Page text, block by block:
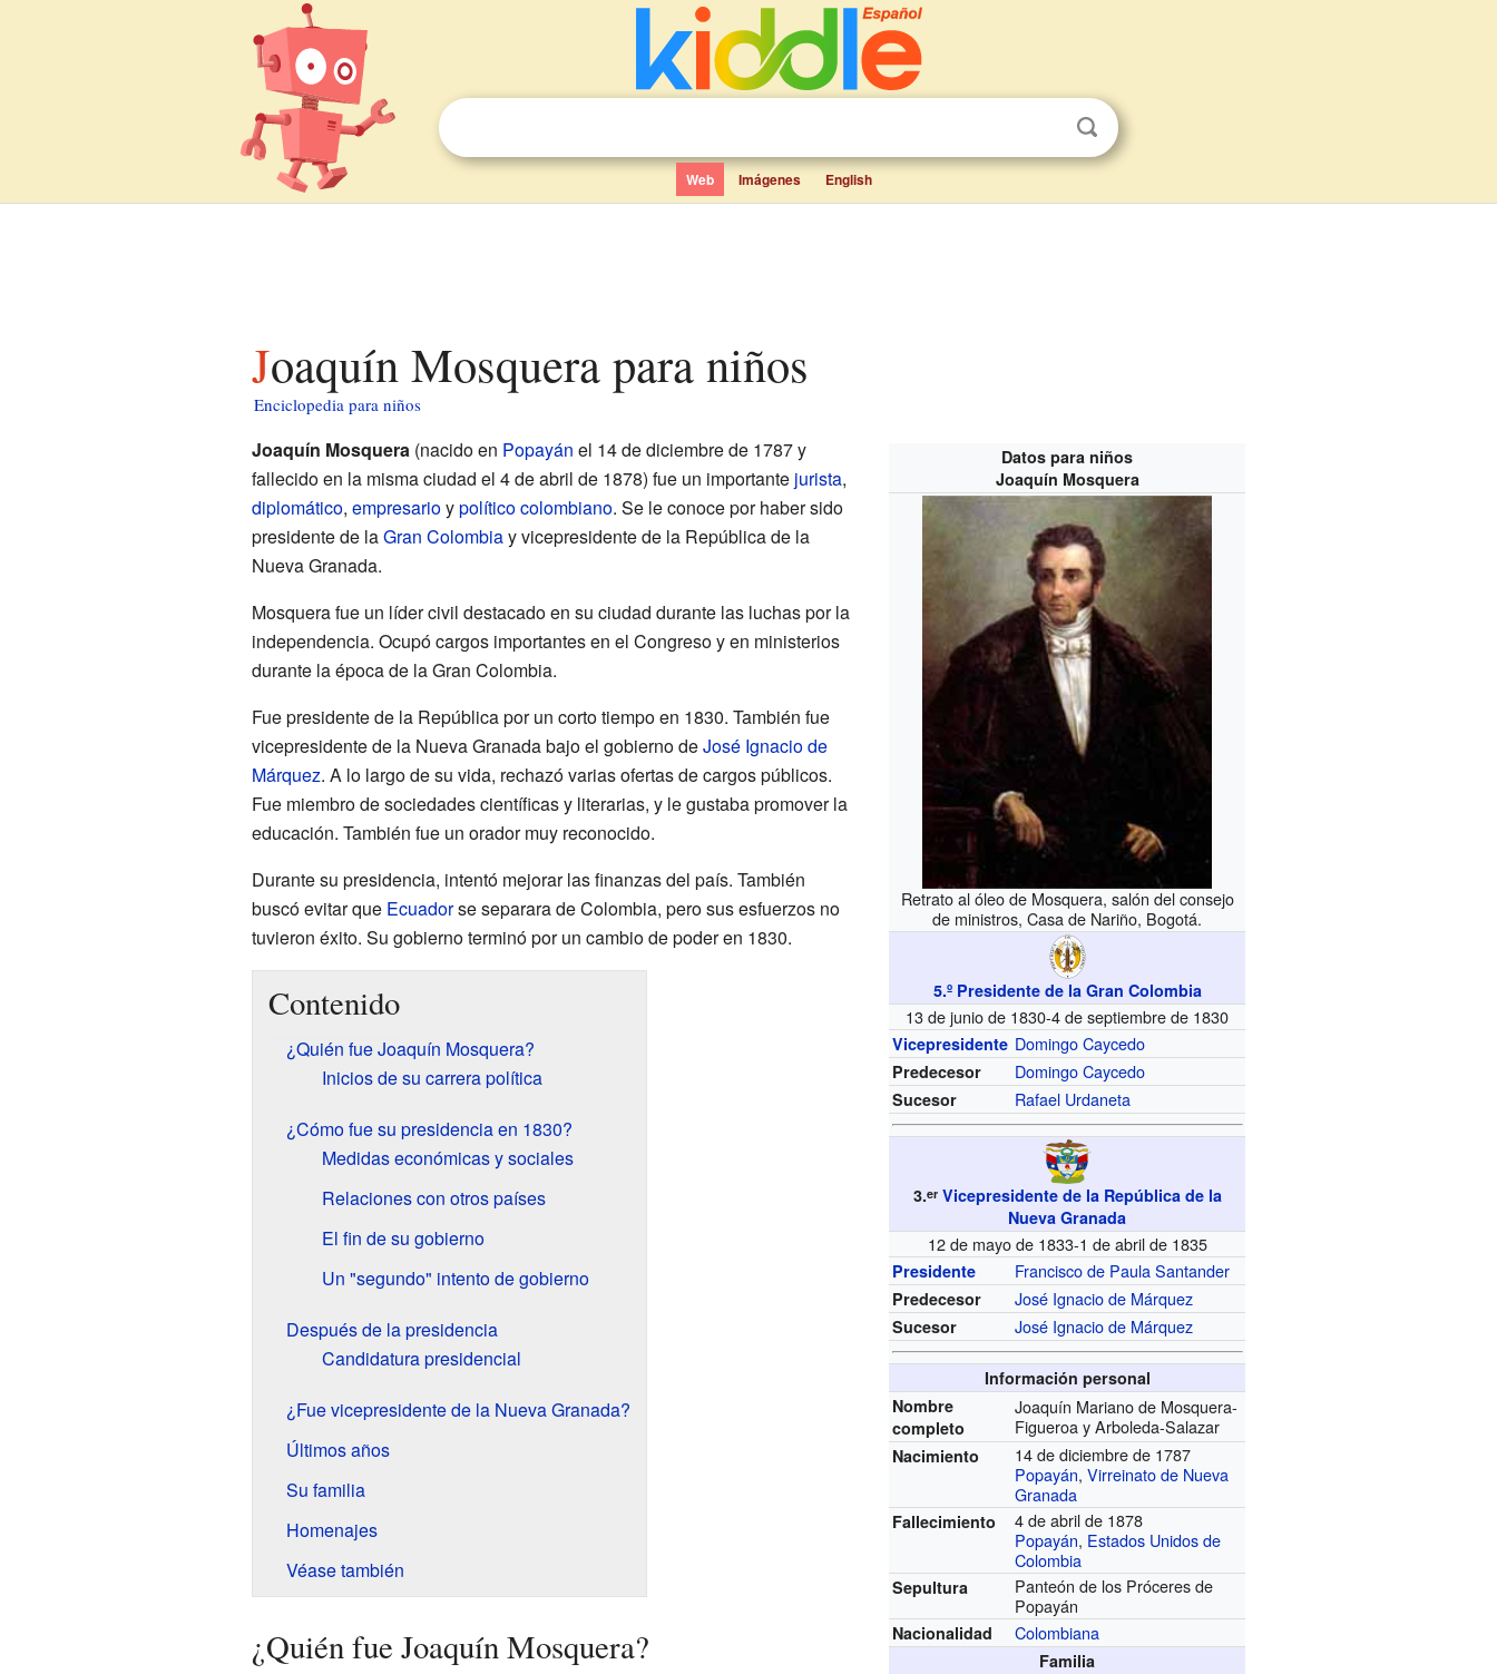
Web Imágenes English
Joaquín Mosquera para niños
Enciclopedia para niños
Datos para niños
Joaquín Mosquera
Retrato al óleo de Mosquera, salón del consejo
de ministros, Casa de Nariño, Bogotá.
5.º Presidente de la Gran Colombia
13 de junio de 1830-4 de septiembre de 1830
Vicepresidente Domingo Caycedo
Predecesor Domingo Caycedo
Sucesor Rafael Urdaneta
3.er Vicepresidente de la República de la
Nueva Granada
12 de mayo de 1833-1 de abril de 1835
Presidente Francisco de Paula Santander
Predecesor José Ignacio de Márquez
Sucesor José Ignacio de Márquez
Información personal
Nombre
completo
Joaquín Mariano de Mosquera-
Figueroa y Arboleda-Salazar
Nacimiento
14 de diciembre de 1787
Popayán,Virreinato de Nueva
Granada
Fallecimiento
4 de abril de 1878
Popayán, Estados Unidos de
Colombia
Sepultura
Panteón de los Próceres de
Popayán
Nacionalidad Colombiana
Familia
Joaquín Mosquera(nacido en Popayán el 14 de diciembre de 1787 y
fallecido en la misma ciudad el 4 de abril de 1878) fue un importante jurista,
diplomático, empresarioypolíticocolombiano. Se le conoce por haber sido
presidente de laGran Colombiay vicepresidente de la República de la
Nueva Granada.
Mosquera fue un líder civil destacado en su ciudad durante las luchas por la
independencia. Ocupó cargos importantes en el Congreso y en ministerios
durante la época de la Gran Colombia.
Fue presidente de la República por un corto tiempo en 1830. También fue
vicepresidente de la Nueva Granada bajo el gobierno deJosé Ignacio de
Márquez. A lo largo de su vida, rechazó varias ofertas de cargos públicos.
Fue miembro de sociedades científicas y literarias, y le gustaba promover la
educación. También fue un orador muy reconocido.
Durante su presidencia, intentó mejorar las finanzas del país. También
buscó evitar que Ecuadorse separara de Colombia, pero sus esfuerzos no
tuvieron éxito. Su gobierno terminó por un cambio de poder en 1830.
Contenido
¿Quién fue Joaquín Mosquera?
Inicios de su carrera política
¿Cómo fue su presidencia en 1830?
Medidas económicas y sociales
Relaciones con otros países
El fin de su gobierno
Un "segundo" intento de gobierno
Después de la presidencia
Candidatura presidencial
¿Fue vicepresidente de la Nueva Granada?
Últimos años
Su familia
Homenajes
Véase también
¿Quién fue Joaquín Mosquera?